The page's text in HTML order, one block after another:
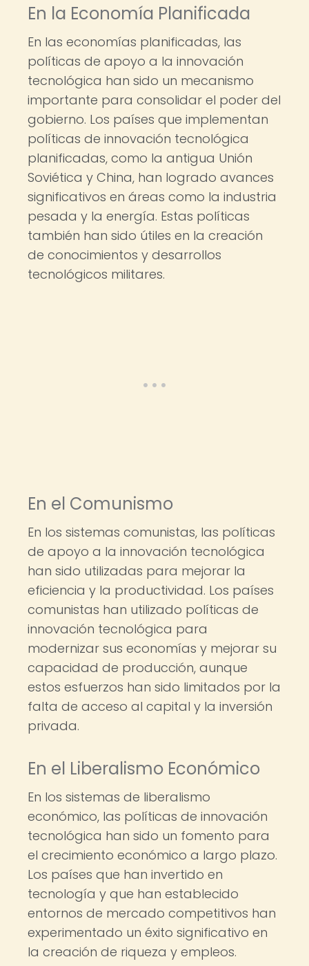
En la Economía Planificada
En las economías planificadas, las
políticas de apoyo a la innovación
tecnológica han sido un mecanismo
importante para consolidar el poder del
gobierno. Los países que implementan
políticas de innovación tecnológica
planificadas, como la antigua Unión
Soviética y China, han logrado avances
significativos en áreas como la industria
pesada y la energía. Estas políticas
también han sido útiles en la creación
de conocimientos y desarrollos
tecnológicos militares.
En el Comunismo
En los sistemas comunistas, las políticas
de apoyo a la innovación tecnológica
han sido utilizadas para mejorar la
eficiencia y la productividad. Los países
comunistas han utilizado políticas de
innovación tecnológica para
modernizar sus economías y mejorar su
capacidad de producción, aunque
estos esfuerzos han sido limitados por la
falta de acceso al capital y la inversión
privada.
En el Liberalismo Económico
En los sistemas de liberalismo
económico, las políticas de innovación
tecnológica han sido un fomento para
el crecimiento económico a largo plazo.
Los países que han invertido en
tecnología y que han establecido
entornos de mercado competitivos han
experimentado un éxito significativo en
la creación de riqueza y empleos.